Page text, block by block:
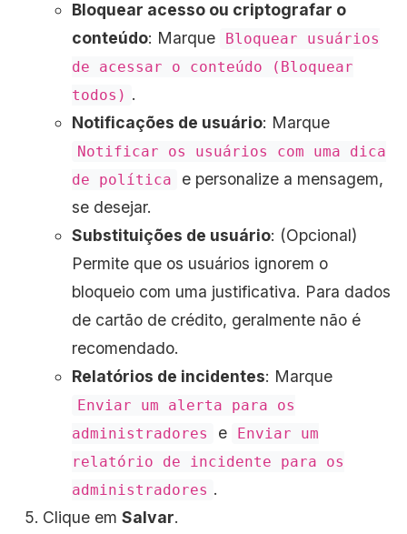
Bloquear acesso ou criptografar o
conteúdo: Marque
Bloquear usuários
de acessar o conteúdo (Bloquear
todos) .
Notificações de usuário: Marque
Notificar os usuários com uma dica
de política
e personalize a mensagem,
se desejar.
Substituições de usuário: (Opcional)
Permite que os usuários ignorem o
bloqueio com uma justificativa. Para dados
de cartão de crédito, geralmente não é
recomendado.
Relatórios de incidentes: Marque
Enviar um alerta para os
administradores
e
Enviar um
relatório de incidente para os
administradores .
Clique em Salvar.